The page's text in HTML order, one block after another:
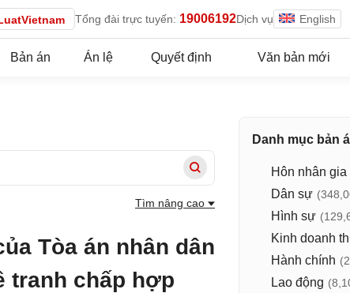
Tổng đài trực tuyến: 19006192Dịch vụ English
Bản án Án lệ Quyết định Văn bản mới
Tìm nâng cao
Tòa án nhân dân
tranh chấp hợp
Danh mục bản
Hôn nhân gia
Dân sự
Hình sự
Kinh doanh
Hành chính
Lao động